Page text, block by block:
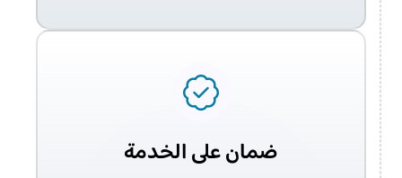
ضمان على الخدمة